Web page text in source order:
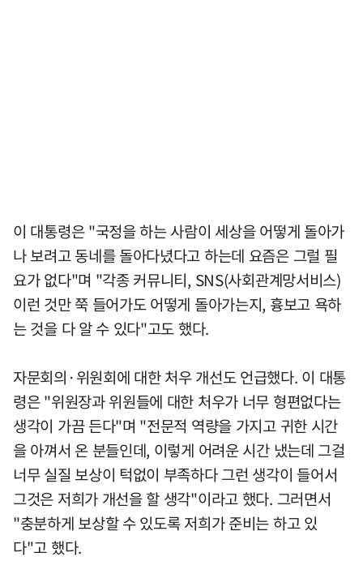
이 대통령은 "국정을 하는 사람이 세상을 어떻게 돌아가
나 보려고 동네를 돌아다녔다고 하는데 요즘은 그럴 필
요가 없다"며 "각종 커뮤니티, SNS(사회관계망서비스)
이런 것만 쭉 들어가도 어떻게 돌아가는지, 흉보고 욕하
는 것을 다 알 수 있다"고도 했다.
자문회의·위원회에 대한 처우 개선도 언급했다. 이 대통
령은 "위원장과 위원들에 대한 처우가 너무 형편없다는
생각이 가끔 든다"며 "전문적 역량을 가지고 귀한 시간
을 아껴서 온 분들인데, 이렇게 어려운 시간 냈는데 그걸
너무 실질 보상이 턱없이 부족하다 그런 생각이 들어서
그것은 저희가 개선을 할 생각"이라고 했다. 그러면서
"충분하게 보상할 수 있도록 저희가 준비는 하고 있
다"고 했다.